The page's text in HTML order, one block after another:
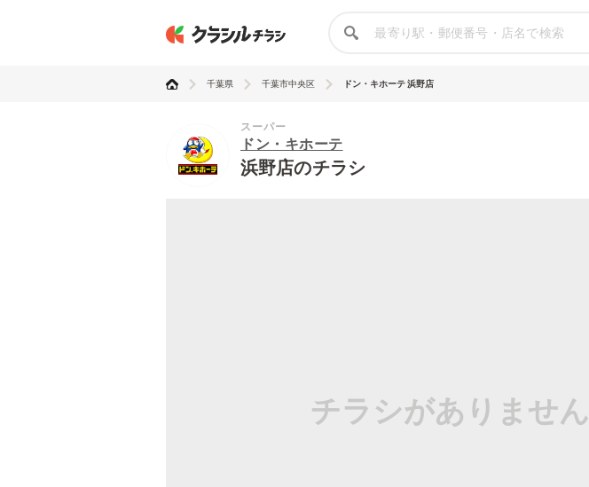
千葉県 千葉市中央区 ドン・キホーテ 浜野店
スーパー
ドン・キホーテ
浜野店のチラシ
チラシがありません